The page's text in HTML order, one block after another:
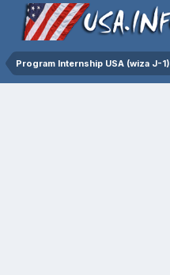
Program Internship USA (wiza J-1)